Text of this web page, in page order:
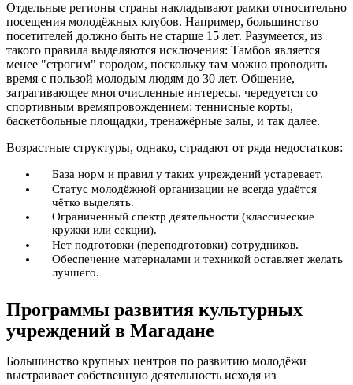
Отдельные регионы страны накладывают рамки относительно
посещения молодёжных клубов. Например, большинство
посетителей должно быть не старше 15 лет. Разумеется, из
такого правила выделяются исключения: Тамбов является
менее "строгим" городом, поскольку там можно проводить
время с пользой молодым людям до 30 лет. Общение,
затрагивающее многочисленные интересы, чередуется со
спортивным времяпровождением: теннисные корты,
баскетбольные площадки, тренажёрные залы, и так далее.
Возрастные структуры, однако, страдают от ряда недостатков:
База норм и правил у таких учреждений устаревает.
Статус молодёжной организации не всегда удаётся
чётко выделять.
Ограниченный спектр деятельности (классические
кружки или секции).
Нет подготовки (переподготовки) сотрудников.
Обеспечение материалами и техникой оставляет желать
лучшего.
Программы развития культурных
учреждений в Магадане
Большинство крупных центров по развитию молодёжи
выстраивает собственную деятельность исходя из